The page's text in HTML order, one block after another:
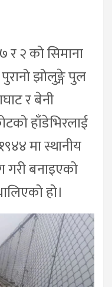
र २ को सिमाना
झोलुङ्गे पुल
र बेनी
हाँडेभिरलाई
मा स्थानीय
गरी बनाइएको
हो।